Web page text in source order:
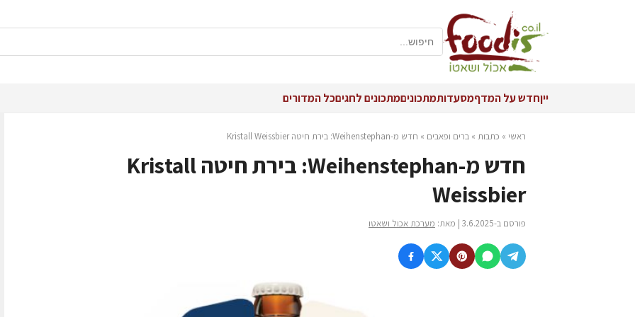
ייןחדש על המדףמסעדותמתכוניםמתכונים לחגיםכל המדורים
ראשי » כתבות » ברים ופאבים » חדש מ-Weihenstephan: בירת חיטה Kristall Weissbier
חדש מ-Weihenstephan: בירת חיטה Kristall
Weissbier
פורסם ב-3.6.2025 | מאת: מערכת אכול ושאטו